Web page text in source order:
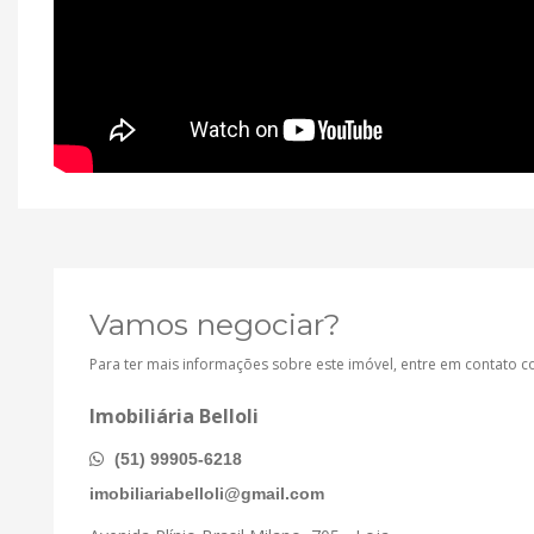
Vamos negociar?
Para ter mais informações sobre este imóvel, entre em contato
Imobiliária Belloli
(51) 99905-6218
imobiliariabelloli@gmail.com